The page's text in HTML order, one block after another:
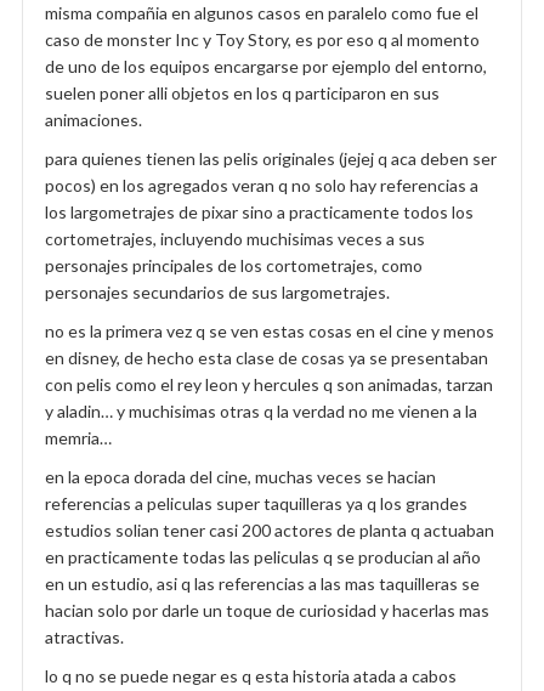
misma compañia en algunos casos en paralelo como fue el
caso de monster Inc y Toy Story, es por eso q al momento
de uno de los equipos encargarse por ejemplo del entorno,
suelen poner alli objetos en los q participaron en sus
animaciones.
para quienes tienen las pelis originales (jejej q aca deben ser
pocos) en los agregados veran q no solo hay referencias a
los largometrajes de pixar sino a practicamente todos los
cortometrajes, incluyendo muchisimas veces a sus
personajes principales de los cortometrajes, como
personajes secundarios de sus largometrajes.
no es la primera vez q se ven estas cosas en el cine y menos
en disney, de hecho esta clase de cosas ya se presentaban
con pelis como el rey leon y hercules q son animadas, tarzan
y aladin… y muchisimas otras q la verdad no me vienen a la
memria…
en la epoca dorada del cine, muchas veces se hacian
referencias a peliculas super taquilleras ya q los grandes
estudios solian tener casi 200 actores de planta q actuaban
en practicamente todas las peliculas q se producian al año
en un estudio, asi q las referencias a las mas taquilleras se
hacian solo por darle un toque de curiosidad y hacerlas mas
atractivas.
lo q no se puede negar es q esta historia atada a cabos